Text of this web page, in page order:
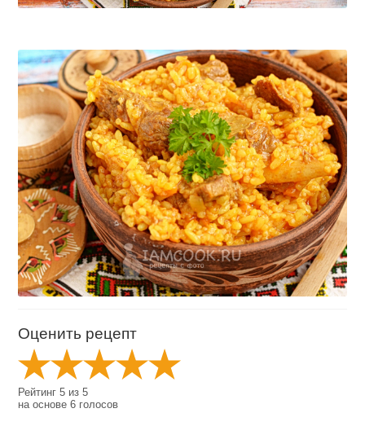
Оценить рецепт
Рейтинг5 из5
на основе6 голосов